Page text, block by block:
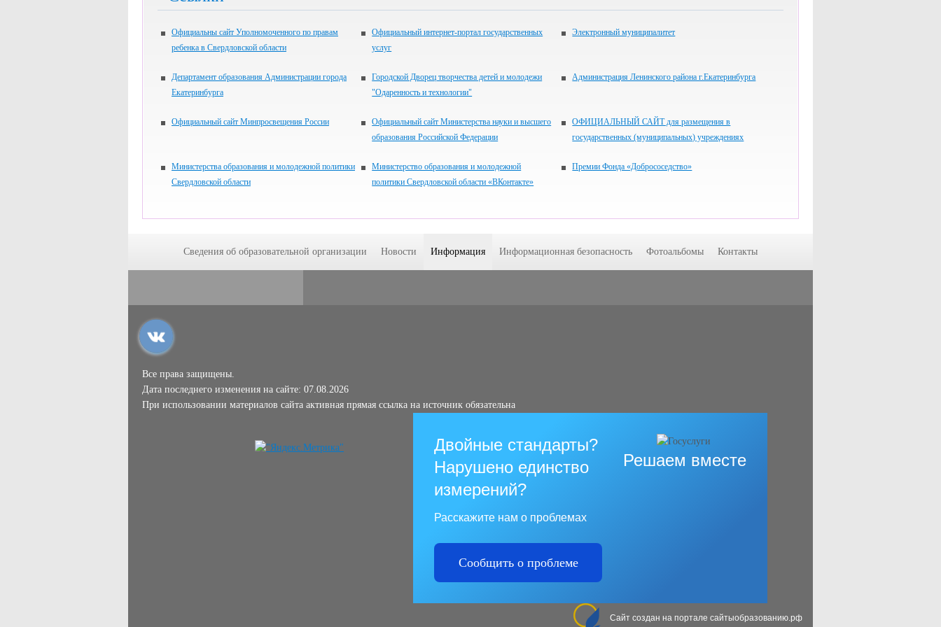
Официальны сайт Уполномоченного по правам
ребенка в Свердловской области
Официальный интернет-портал государственных
услуг
Электронный муниципалитет
Департамент образования Администрации города
Екатеринбурга
Городской Дворец творчества детей и молодежи
"Одаренность и технологии"
Администрация Ленинского района г.Екатеринбурга
Официальный сайт Минпросвещения России
Официальный сайт Министерства науки и высшего
образования Российской Федерации
ОФИЦИАЛЬНЫЙ САЙТ для размещения в
государственных (муниципальных) учреждениях
Министерства образования и молодежной политики
Свердловской области
Министерство образования и молодежной
политики Свердловской области «ВКонтакте»
Премии Фонда «Добрососедство»
Сведения об образовательной организации Новости Информация Информационная безопасность Фотоальбомы Контакты
Все права защищены.
Дата последнего изменения на сайте: 07.08.2026
При использовании материалов сайта активная прямая ссылка на источник обязательна
Решаем вместе
Двойные стандарты?
Нарушено единство
измерений?
Расскажите нам о проблемах
Сообщить о проблеме
Сайт создан на портале сайтыобразованию.рф